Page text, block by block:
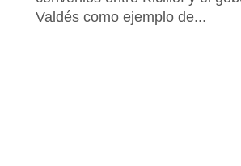
Valdés como ejemplo de...